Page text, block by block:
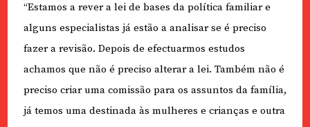
“Estamos a rever a lei de bases da política familiar e
alguns especialistas já estão a analisar se é preciso
fazer a revisão. Depois de efectuarmos estudos
achamos que não é preciso alterar a lei. Também não é
preciso criar uma comissão para os assuntos da família,
já temos uma destinada às mulheres e crianças e outra